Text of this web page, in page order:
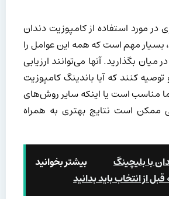
در مورد استفاده از کامپوزیت دندان
بسیار مهم است که همه این عوامل را
میان بگذارید. آنها می‌توانند ارزیابی
توصیه کنند که آیا باندینگ کامپوزیت
مناسب است یا اینکه سایر روش‌های
ممکن است نتایج بهتری به همراه
بیشتر بخوانید
با بلیچینگ
از انتخاب باید بدانید